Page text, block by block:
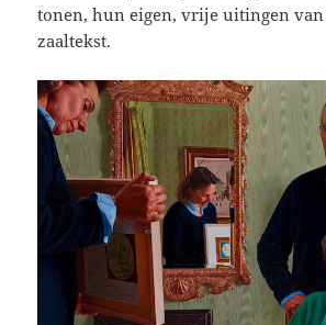
tonen, hun eigen, vrije uitingen
zaaltekst.